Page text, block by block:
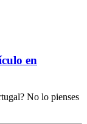
en
No lo pienses